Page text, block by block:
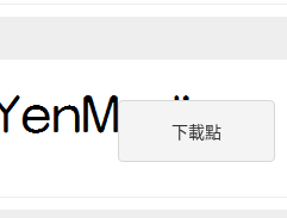
下載點